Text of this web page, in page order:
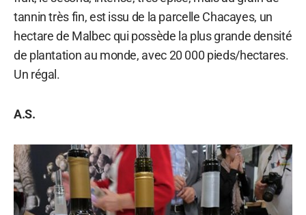
tannin très fin, est issu de la parcelle Chacayes, un
hectare de Malbec qui possède la plus grande densité
de plantation au monde, avec 20 000 pieds/hectares.
Un régal.
A.S.